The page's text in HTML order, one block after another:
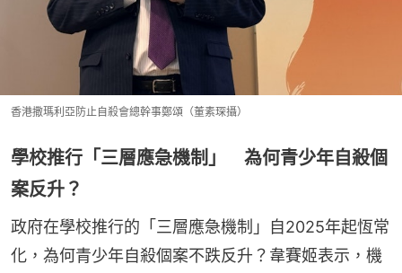
香港撒瑪利亞防止自殺會總幹事鄭頌（董素琛攝）
學校推行「三層應急機制」 為何青少年自殺個
案反升？
政府在學校推行的「三層應急機制」自2025年起恆常
化，為何青少年自殺個案不跌反升？韋賽姬表示，機